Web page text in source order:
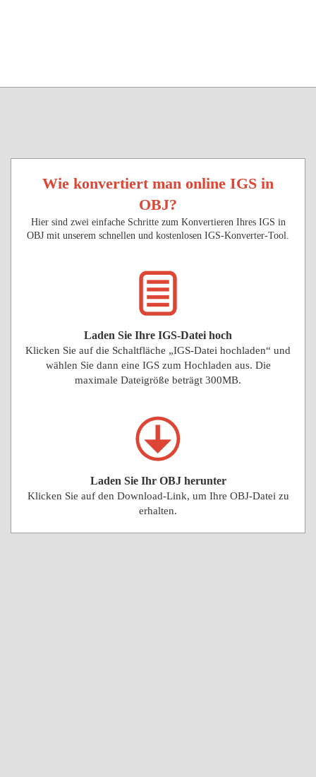
Wie konvertiert man online IGS in
OBJ?
Hier sind zwei einfache Schritte zum Konvertieren Ihres IGS in
OBJ mit unserem schnellen und kostenlosen IGS-Konverter-Tool.
Laden Sie Ihre IGS-Datei hoch
Klicken Sie auf die Schaltfläche „IGS-Datei hochladen“ und
wählen Sie dann eine IGS zum Hochladen aus. Die
maximale Dateigröße beträgt 300MB.
Laden Sie Ihr OBJ herunter
Klicken Sie auf den Download-Link, um Ihre OBJ-Datei zu
erhalten.